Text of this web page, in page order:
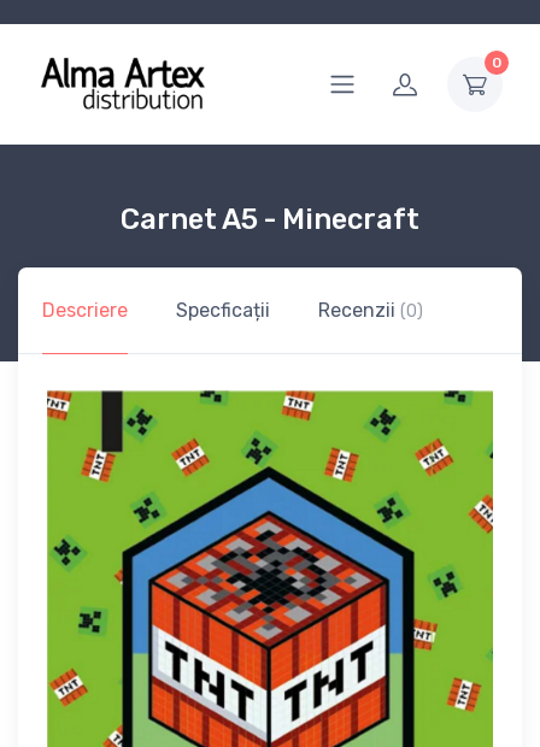
0
Carnet A5 - Minecraft
Descriere Specficații Recenzii (0)